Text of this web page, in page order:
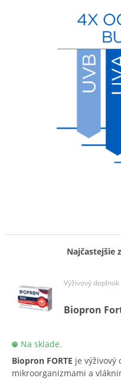
Najčastejšie
Výživový doplnok
Biopron
Na sklade.
Biopron FORTE je výživový
mikroorganizmami a